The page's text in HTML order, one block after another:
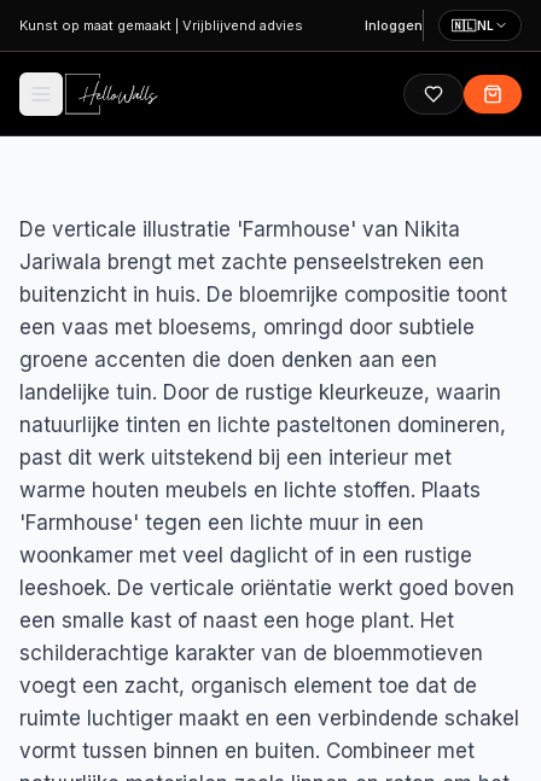
Ga naar hoofdinhoud
Kunst op maat gemaakt Vrijblijvend advies Inloggen 🇳🇱NL
De verticale illustratie 'Farmhouse' van Nikita
Jariwala brengt met zachte penseelstreken een
buitenzicht in huis. De bloemrijke compositie toont
een vaas met bloesems, omringd door subtiele
groene accenten die doen denken aan een
landelijke tuin. Door de rustige kleurkeuze, waarin
natuurlijke tinten en lichte pasteltonen domineren,
past dit werk uitstekend bij een interieur met
warme houten meubels en lichte stoffen. Plaats
'Farmhouse' tegen een lichte muur in een
woonkamer met veel daglicht of in een rustige
leeshoek. De verticale oriëntatie werkt goed boven
een smalle kast of naast een hoge plant. Het
schilderachtige karakter van de bloemmotieven
voegt een zacht, organisch element toe dat de
ruimte luchtiger maakt en een verbindende schakel
vormt tussen binnen en buiten. Combineer met